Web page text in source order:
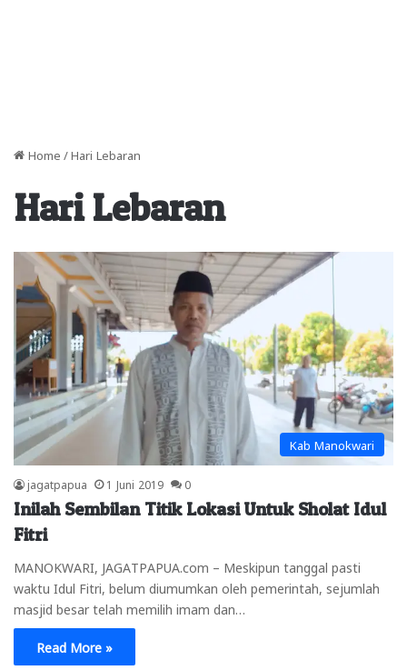
Home / Hari Lebaran
Hari Lebaran
Kab Manokwari
jagatpapua 1 Juni 2019 0
Inilah Sembilan Titik Lokasi Untuk Sholat Idul
Fitri
MANOKWARI, JAGATPAPUA.com – Meskipun tanggal pasti
waktu Idul Fitri, belum diumumkan oleh pemerintah, sejumlah
masjid besar telah memilih imam dan…
Read More »